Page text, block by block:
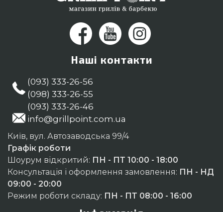
Наші контакти
(093) 333-26-56
(098) 333-26-55
(093) 333-26-46
info@grillpoint.com.ua
Київ, вул. Автозаводська 99/4
Графік роботи
Шоурум відкритий: ПН - ПТ 10:00 - 18:00
Консультація і оформлення замовлення: ПН - НД
09:00 - 20:00
Режим роботи складу: ПН - ПТ 08:00 - 16:00